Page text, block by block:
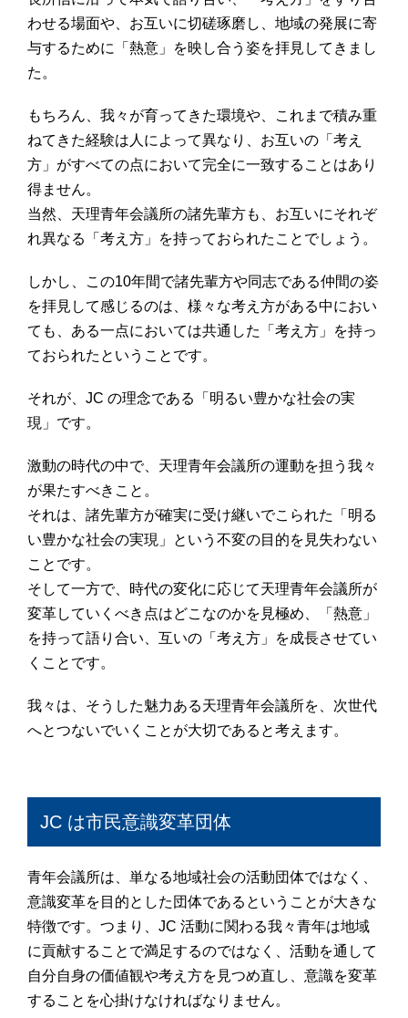
わせる場面や、お互いに切磋琢磨し、地域の発展に寄
与するために「熱意」を映し合う姿を拝見してきまし
た。
もちろん、我々が育ってきた環境や、これまで積み重
ねてきた経験は人によって異なり、お互いの「考え
方」がすべての点において完全に一致することはあり
得ません。
当然、天理青年会議所の諸先輩方も、お互いにそれぞ
れ異なる「考え方」を持っておられたことでしょう。
しかし、この10年間で諸先輩方や同志である仲間の姿
を拝見して感じるのは、様々な考え方がある中におい
ても、ある一点においては共通した「考え方」を持っ
ておられたということです。
それが、JC の理念である「明るい豊かな社会の実
現」です。
激動の時代の中で、天理青年会議所の運動を担う我々
が果たすべきこと。
それは、諸先輩方が確実に受け継いでこられた「明る
い豊かな社会の実現」という不変の目的を見失わない
ことです。
そして一方で、時代の変化に応じて天理青年会議所が
変革していくべき点はどこなのかを見極め、「熱意」
を持って語り合い、互いの「考え方」を成長させてい
くことです。
我々は、そうした魅力ある天理青年会議所を、次世代
へとつないでいくことが大切であると考えます。
JC は市民意識変革団体
青年会議所は、単なる地域社会の活動団体ではなく、
意識変革を目的とした団体であるということが大きな
特徴です。つまり、JC 活動に関わる我々青年は地域
に貢献することで満足するのではなく、活動を通して
自分自身の価値観や考え方を見つめ直し、意識を変革
することを心掛けなければなりません。